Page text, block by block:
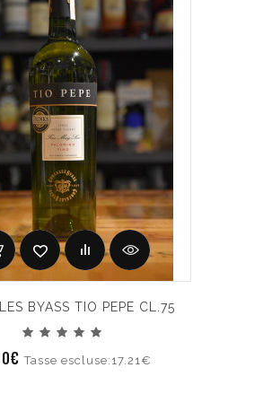
BYASS TIO PEPE CL.75
Tasse escluse:17.21€